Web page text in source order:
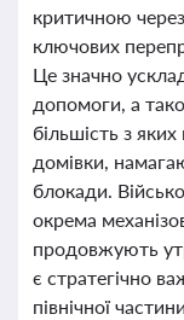
критичною через
ключових
Це значно
допомоги, а
більшість з
домівки,
блокади.
окрема
продовжують
є стратегічно
північної